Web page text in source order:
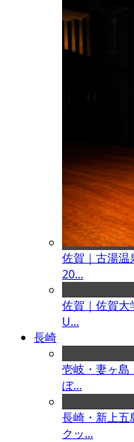
佐賀｜古湯温
20...
佐賀｜佐賀大
U...
長崎
壱岐・妻ヶ島
ぼ...
長崎・新上五
クッ...